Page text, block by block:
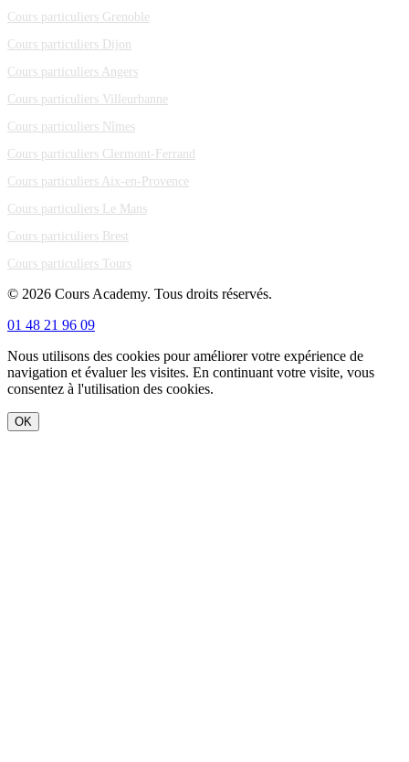
Cours particuliers Grenoble
Cours particuliers Dijon
Cours particuliers Angers
Cours particuliers Villeurbanne
Cours particuliers Nîmes
Cours particuliers Clermont-Ferrand
Cours particuliers Aix-en-Provence
Cours particuliers Le Mans
Cours particuliers Brest
Cours particuliers Tours
© 2026 Cours Academy. Tous droits réservés.
01 48 21 96 09
Nous utilisons des cookies pour améliorer votre expérience de
navigation et évaluer les visites. En continuant votre visite, vous
consentez à l'utilisation des cookies.
OK